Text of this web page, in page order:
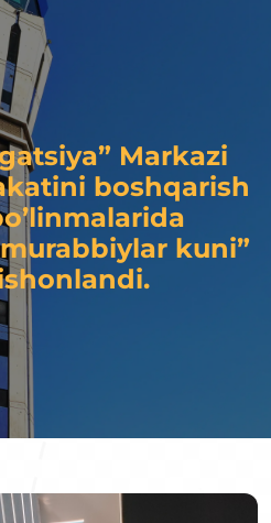
Markazi
boshqarish
kuni”